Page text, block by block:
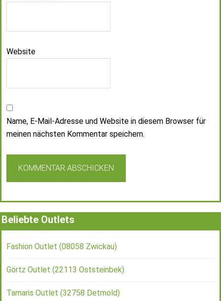
Website
Name, E-Mail-Adresse und Website in diesem Browser für
meinen nächsten Kommentar speichern.
Beliebte Outlets
Fashion Outlet (08058 Zwickau)
Görtz Outlet (22113 Oststeinbek)
Tamaris Outlet (32758 Detmold)